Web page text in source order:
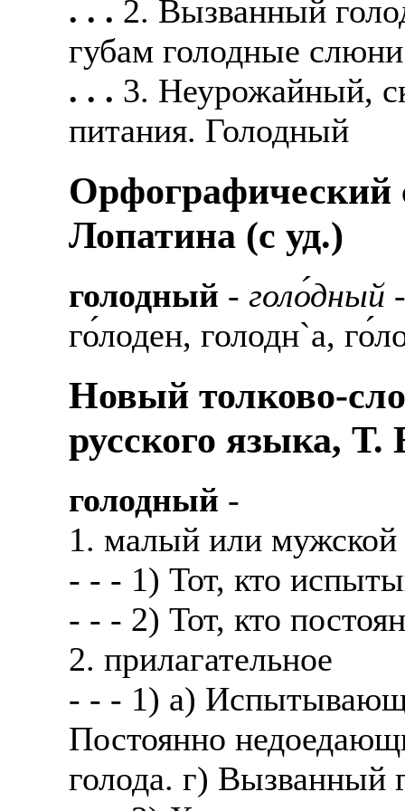
. . . 2. Вызванный
губам голодные
. . . 3. Неурожайный,
питания. Голодный
Орфографический
Лопатина (c уд.)
голодный - голо́дный
го́лоден, голодн`а,
Новый толково-
русского языка,
голодный -
1. малый или мужской
- - - 1) Тот, кто
- - - 2) Тот, кто
2. прилагательное
- - - 1) а)
Постоянно
голода. г) Вызванный